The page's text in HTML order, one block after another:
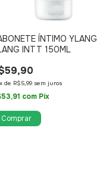
ÍNTIMO YLANG
INTT 150ML
xde R$5,99 sem juros
com Pix